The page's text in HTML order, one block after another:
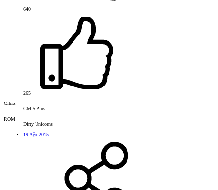
640
265
Cihaz
GM 5 Plus
ROM
Dirty Unicorns
19 Ağu 2015